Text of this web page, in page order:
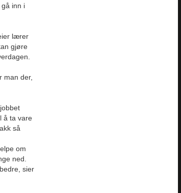
inn i
lærer
gjøre
man der,
å ta vare
så
om
ned.
sier